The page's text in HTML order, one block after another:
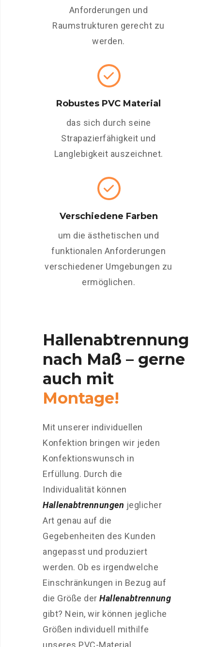
Anforderungen und
Raumstrukturen gerecht zu
werden.
Robustes PVC Material
das sich durch seine
Strapazierfähigkeit und
Langlebigkeit auszeichnet.
Verschiedene Farben
um die ästhetischen und
funktionalen Anforderungen
verschiedener Umgebungen zu
ermöglichen.
Hallenabtrennung
nach Maß – gerne
auch mit
Montage!
Mit unserer individuellen
Konfektion bringen wir jeden
Konfektionswunsch in
Erfüllung. Durch die
Individualität können
Hallenabtrennungen jeglicher
Art genau auf die
Gegebenheiten des Kunden
angepasst und produziert
werden. Ob es irgendwelche
Einschränkungen in Bezug auf
die Größe der Hallenabtrennung
gibt? Nein, wir können jegliche
Größen individuell mithilfe
unseres PVC-Material